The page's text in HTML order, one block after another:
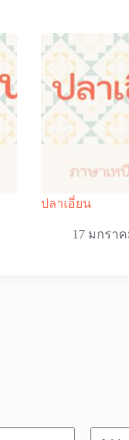
ปลาเอี่ยน
17 มกราค